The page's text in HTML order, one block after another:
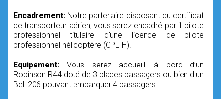
Encadrement: Notre partenaire disposant du certificat
de transporteur aérien, vous serez encadré par 1 pilote
professionnel titulaire d'une licence de pilote
professionnel hélicoptère (CPL-H).
Equipement:Vous serez accueilli à bord d’un
Robinson R44 doté de 3 places passagers ou bien d'un
Bell 206 pouvant embarquer 4 passagers.